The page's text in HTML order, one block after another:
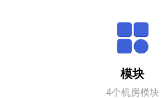
模块
4个机房模块